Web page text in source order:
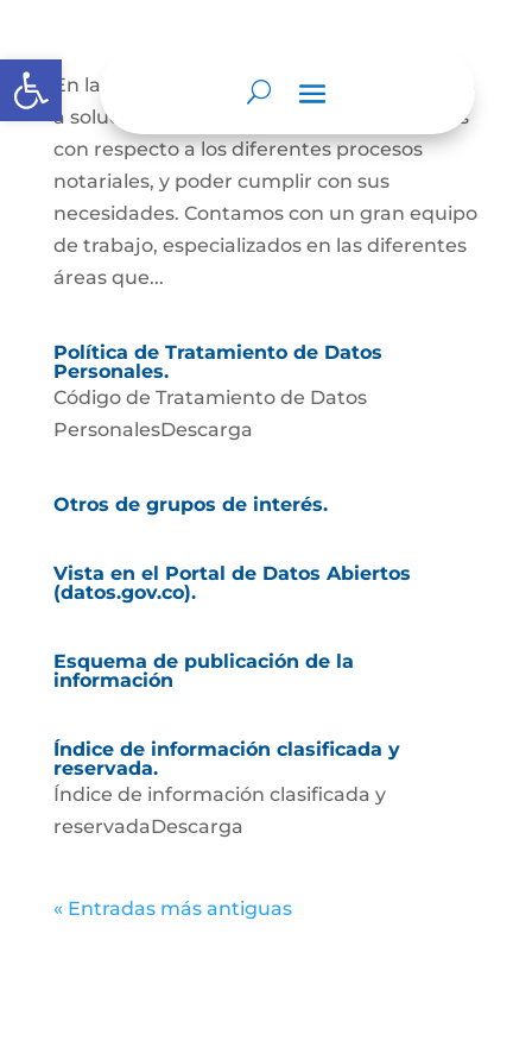
Abrir barra de herramientas
En la Notaría 23 de Cali, estamos dispuestos
a solucionar las inquietudes de los usuarios
con respecto a los diferentes procesos
notariales, y poder cumplir con sus
necesidades. Contamos con un gran equipo
de trabajo, especializados en las diferentes
áreas que...
Política de Tratamiento de Datos
Personales.
Código de Tratamiento de Datos
PersonalesDescarga
Otros de grupos de interés.
Vista en el Portal de Datos Abiertos
(datos.gov.co).
Esquema de publicación de la
información
Índice de información clasificada y
reservada.
Índice de información clasificada y
reservadaDescarga
« Entradas más antiguas